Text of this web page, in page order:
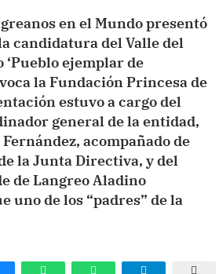
en el Mundo presentó
candidatura del Valle del
ejemplar de
la Fundación Princesa de
estuvo a cargo del
general de la entidad,
acompañado de
la Junta Directiva, y del
de Langreo Aladino
uno de los “padres” de la